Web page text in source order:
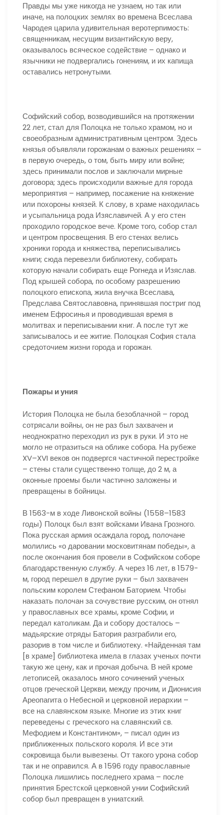
Правды мы уже никогда не узнаем, но так или
иначе, на полоцких землях во времена Всеслава
Чародея царила удивительная веротерпимость:
священникам, несущим византийскую веру,
оказывалось всяческое содействие – однако и
язычники не подвергались гонениям, и их капища
оставались нетронутыми.
Софийский собор, возводившийся на протяжении
22 лет, стал для Полоцка не только храмом, но и
своеобразным административным центром. Здесь
князья объявляли горожанам о важных решениях –
в первую очередь, о том, быть миру или войне;
здесь принимали послов и заключали мирные
договора; здесь происходили важные для города
мероприятия – например, посажение на княжение
или похороны князей. К слову, в храме находилась
и усыпальница рода Изяславичей. А у его стен
проходило городское вече. Кроме того, собор стал
и центром просвещения. В его стенах велись
хроники города и княжества, переписывались
книги; сюда перевезли библиотеку, собирать
которую начали собирать еще Рогнеда и Изяслав.
Под крышей собора, по особому разрешению
полоцкого епископа, жила внучка Всеслава,
Предслава Святославовна, принявшая постриг под
именем Ефросинья и проводившая время в
молитвах и переписывании книг. А после тут же
записывалось и ее житие. Полоцкая София стала
средоточием жизни города и горожан.
Пожары и уния
История Полоцка не была безоблачной – город
сотрясали войны, он не раз был захвачен и
неоднократно переходил из рук в руки. И это не
могло не отразиться на облике собора. На рубеже
XV–XVI веков он подвергся частичной перестройке
– стены стали существенно толще, до 2 м, а
оконные проемы были частично заложены и
превращены в бойницы.
В 1563-м в ходе Ливонской войны (1558–1583
годы) Полоцк был взят войсками Ивана Грозного.
Пока русская армия осаждала город, полочане
молились «о даровании московитянам победы», а
после окончания боя провели в Софийском соборе
благодарственную службу. А через 16 лет, в 1579-
м, город перешел в другие руки – был захвачен
польским королем Стефаном Баторием. Чтобы
наказать полочан за сочувствие русским, он отнял
у православных все храмы, кроме Софии, и
передал католикам. Да и собору досталось –
мадьярские отряды Батория разграбили его,
разорив в том числе и библиотеку. «Найденная там
[в храме] библиотека имела в глазах ученых почти
такую же цену, как и прочая добыча. В ней кроме
летописей, оказалось много сочинений ученых
отцов греческой Церкви, между прочим, и Дионисия
Ареопагита о Небесной и церковной иерархии –
все на славянском языке. Многие из этих книг
переведены с греческого на славянский св.
Мефодием и Константином», – писал один из
приближенных польского короля. И все эти
сокровища были вывезены. От такого урона собор
так и не оправился. А в 1596 году православные
Полоцка лишились последнего храма – после
принятия Брестской церковной унии Софийский
собор был превращен в униатский.